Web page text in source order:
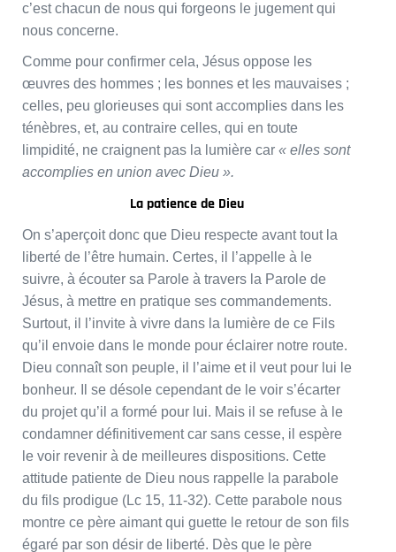
c’est chacun de nous qui forgeons le jugement qui
nous concerne.
Comme pour confirmer cela, Jésus oppose les
œuvres des hommes ; les bonnes et les mauvaises ;
celles, peu glorieuses qui sont accomplies dans les
ténèbres, et, au contraire celles, qui en toute
limpidité, ne craignent pas la lumière car « elles sont
accomplies en union avec Dieu ».
La patience de Dieu
On s’aperçoit donc que Dieu respecte avant tout la
liberté de l’être humain. Certes, il l’appelle à le
suivre, à écouter sa Parole à travers la Parole de
Jésus, à mettre en pratique ses commandements.
Surtout, il l’invite à vivre dans la lumière de ce Fils
qu’il envoie dans le monde pour éclairer notre route.
Dieu connaît son peuple, il l’aime et il veut pour lui le
bonheur. Il se désole cependant de le voir s’écarter
du projet qu’il a formé pour lui. Mais il se refuse à le
condamner définitivement car sans cesse, il espère
le voir revenir à de meilleures dispositions. Cette
attitude patiente de Dieu nous rappelle la parabole
du fils prodigue (Lc 15, 11-32). Cette parabole nous
montre ce père aimant qui guette le retour de son fils
égaré par son désir de liberté. Dès que le père